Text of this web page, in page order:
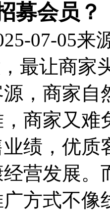
募会员？
07-05来
最让商家
，商家自
商家又
绩，优
营发展。
方式不像